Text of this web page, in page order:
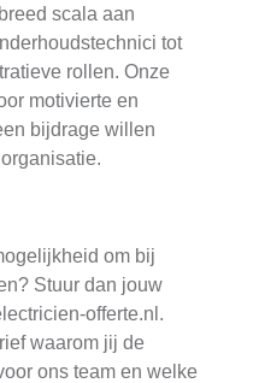
scala aan
tot
rollen. Onze
motivierte en
bijdrage willen
om bij
Stuur dan jouw
offerte.nl .
waarom jij de
ons team en welke